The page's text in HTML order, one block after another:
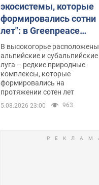
экосистемы, которые
формировались сотни
лет": в Greenpeace
забили тревогу
В высокогорье расположены
альпийские и субальпийские
луга – редкие природные
комплексы, которые
формировались на
протяжении сотен лет
5.08.2026 23:00 963